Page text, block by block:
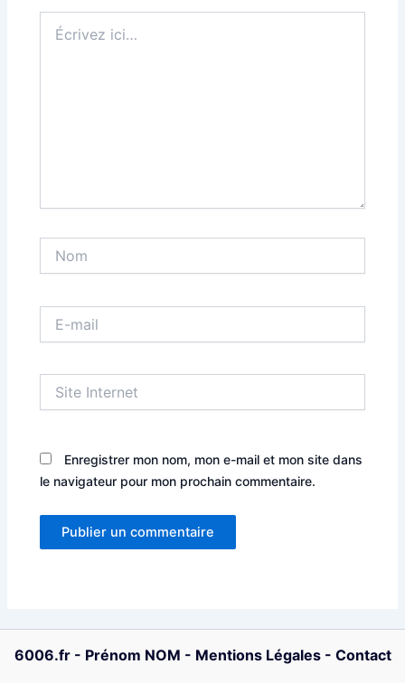
ici…
mail
Internet
Enregistrer mon nom, mon e-mail et mon site dans
le navigateur pour mon prochain commentaire.
6006.fr- Prénom NOM - Mentions Légales- Contact